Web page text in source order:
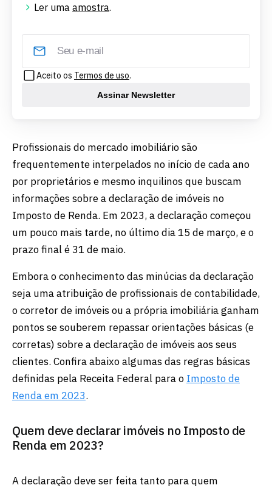
Ler uma amostra.
Aceito os Termos de uso.
Assinar Newsletter
Profissionais do mercado imobiliário são
frequentemente interpelados no início de cada ano
por proprietários e mesmo inquilinos que buscam
informações sobre a declaração de imóveis no
Imposto de Renda. Em 2023, a declaração começou
um pouco mais tarde, no último dia 15 de março, e o
prazo final é 31 de maio.
Embora o conhecimento das minúcias da declaração
seja uma atribuição de profissionais de contabilidade,
o corretor de imóveis ou a própria imobiliária ganham
pontos se souberem repassar orientações básicas (e
corretas) sobre a declaração de imóveis aos seus
clientes. Confira abaixo algumas das regras básicas
definidas pela Receita Federal para o Imposto de
Renda em 2023.
Quem deve declarar imóveis no Imposto de
Renda em 2023?
A declaração deve ser feita tanto para quem